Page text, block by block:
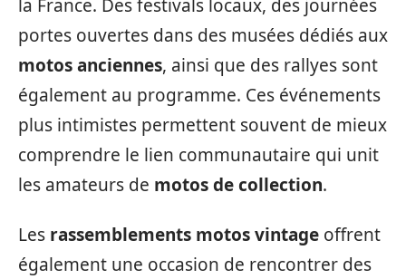
la France. Des festivals locaux, des journées
portes ouvertes dans des musées dédiés aux
motos anciennes, ainsi que des rallyes sont
également au programme. Ces événements
plus intimistes permettent souvent de mieux
comprendre le lien communautaire qui unit
les amateurs de motos de collection.
Les rassemblements motos vintage offrent
également une occasion de rencontrer des